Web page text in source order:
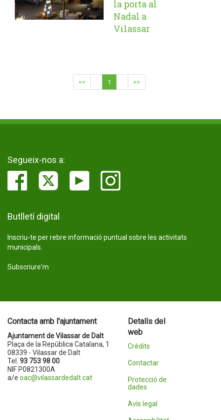
la porta al
Nadal a
Vilassar
<< 1 >>
Segueix-nos a:
Butlletí digital
Inscriu-te per rebre informació puntual sobre les activitats
municipals.
Subscriure'm
Contacta amb l'ajuntament
Ajuntament de Vilassar de Dalt
Plaça de la República Catalana, 1
08339 - Vilassar de Dalt
Tel. 93 753 98 00
NIF P0821300A
a/e oac@vilassardedalt.cat
Detalls del
web
Crèdits
Contactar
Protecció de
dades
Avís legal